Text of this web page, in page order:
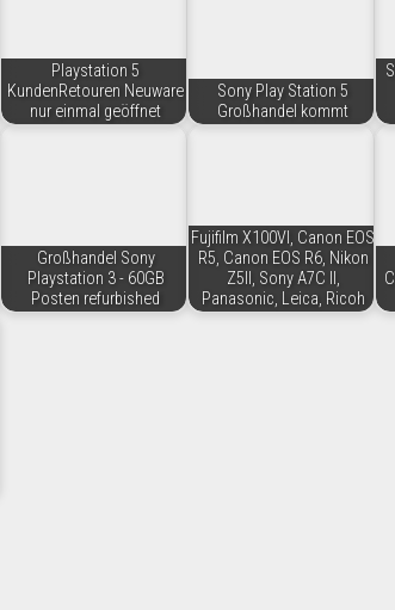
Playstation 5
KundenRetouren Neuware
nur einmal geöffnet
Sony Play Station 5
Großhandel kommt
Großhandel Sony
Playstation 3 - 60GB
Posten refurbished
Fujifilm X100VI, Canon EOS
R5, Canon EOS R6, Nikon
Z5II, Sony A7C II,
Panasonic, Leica, Ricoh